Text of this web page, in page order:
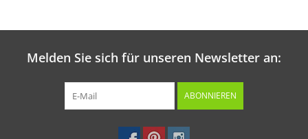
Melden Sie sich für unseren Newsletter an:
ABONNIEREN